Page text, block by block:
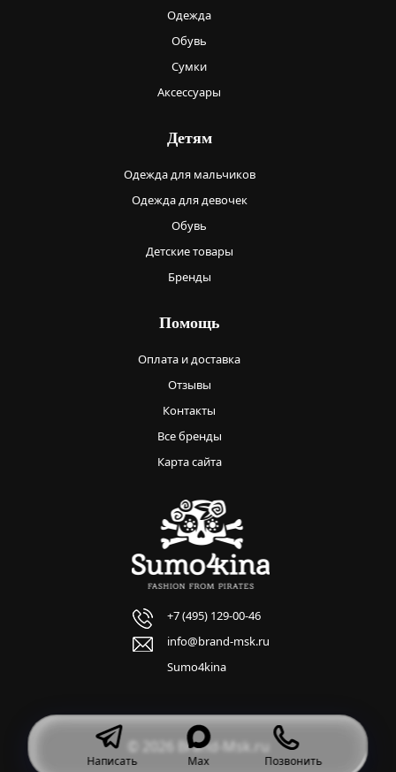
Одежда
Обувь
Сумки
Аксессуары
Детям
Одежда для мальчиков
Одежда для девочек
Обувь
Детские товары
Бренды
Помощь
Оплата и доставка
Отзывы
Контакты
Все бренды
Карта сайта
+7 (495) 129-00-46
info@brand-msk.ru
Sumo4kina
© 2026 Brand-Msk.ru
Написать Max Позвонить